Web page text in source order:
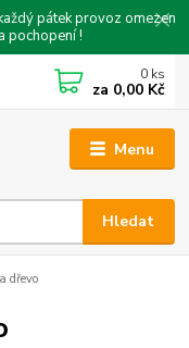
pátek provoz omezen
pochopení !
Menu
Hledat
0 ks
za 0,00 Kč
dřevo